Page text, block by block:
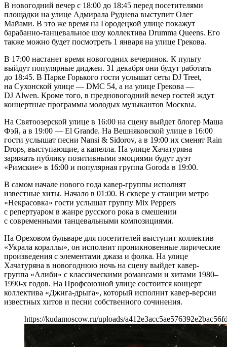
В новогодний вечер с 18:00 до 18:45 перед посетителями
площадки на улице Адмирала Руднева выступит Олег
Майами. В это же время на Городецкой улице покажут
барабанно-танцевальное шоу коллектива Drumma Queens. Его
также можно будет посмотреть 1 января на улице Грекова.
В 17:00 настанет время новогодних вечеринок. К пульту
выйдут популярные диджеи. 31 декабря они будут работать
до 18:45. В Парке Горького гости услышат сеты DJ Treet,
на Сухонской улице — DMC 54, а на улице Грекова —
DJ Alwen. Кроме того, в предновогодний вечер гостей ждут
концертные программы молодых музыкантов Москвы.
На Святоозерской улице в 16:00 на сцену выйдет блогер Маша
Фэй, а в 19:00 — El Grande. На Вешняковской улице в 16:00
гости услышат песни Nansi & Sidorov, а в 19:00 их сменят Rain
Drops, выступающие, а капелла. На улице Хачатуряна
заряжать публику позитивными эмоциями будут дуэт
«Римские» в 16:00 и популярная группа Goroda в 19:00.
В самом начале нового года кавер-группы исполнят
известные хиты. Начало в 01:00. В сквере у станции метро
«Некрасовка» гости услышат группу Mix Peppers
с репертуаром в жанре русского рока в смешении
с современными танцевальными композициями.
На Ореховом бульваре для посетителей выступит коллектив
«Украла кораллы», он исполнит проникновенные лирические
произведения с элементами джаза и фолка. На улице
Хачатуряна в новогоднюю ночь на сцену выйдет кавер-
группа «Алиби» с классическими романсами и хитами 1980–
1990-х годов. На Профсоюзной улице состоится концерт
коллектива «Джига-дрыга», который исполнит кавер-версии
известных хитов и песни собственного сочинения.
https://kudamoscow.ru/uploads/